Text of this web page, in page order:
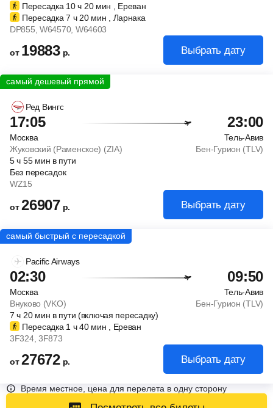
Пересадка 10ч 20 мин , Ереван
Пересадка 7 ч20 мин , Ларнака
DP855 , W64570, W64603
от 19883 р. Выбрать дату
Ред Вингс
17:05 23:00
Москва
Тель-Авив
Жуковский (Раменское) (ZIA)
Бен-Гурион (TLV)
5ч 55 мин в пути
Без пересадок
WZ15
от26907 р. Выбрать дату
Pacific Airways
02:30 09:50
Москва
Тель-Авив
Внуково (VKO)
Бен-Гурион (TLV)
7ч 20 мин в пути (включая пересадку)
Пересадка 1 ч40 мин , Ереван
3F324, 3F873
от27672 р. Выбрать дату
Время местное, цена для перелета в одну сторону